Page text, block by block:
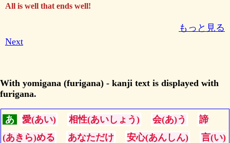
All is well that ends well!
もっと見る
Next
With yomigana (furigana) - kanji text is displayed with
furigana.
あ 愛(あい) 相性(あいしょう) 会(あ)う
諦
(あきら)める
あなただけ 安心(あんしん)
言(い)